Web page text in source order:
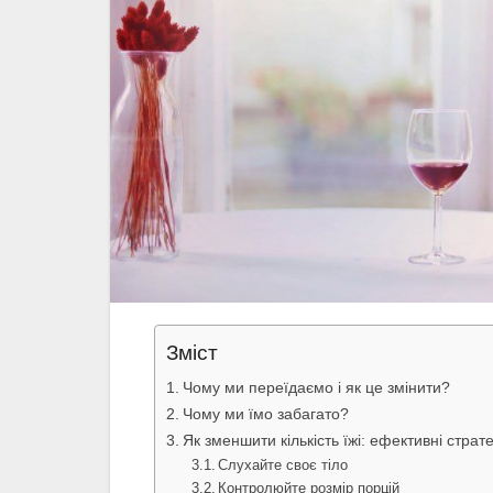
Зміст
Чому ми переїдаємо і як це змінити?
Чому ми їмо забагато?
Як зменшити кількість їжі: ефективні
Слухайте своє тіло
Контролюйте розмір порцій